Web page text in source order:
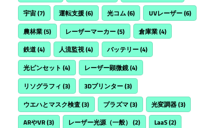
宇宙(7) 運転支援(6) 光コム(6) UVレーザー(6)
農林業(5) レーザーマーカー(5) 倉庫業(4)
鉄道(4) 人流監視(4) バッテリー(4)
光ピンセット (4) レーザー顕微鏡(4)
リソグラフィ (3) 3Dプリンター(3)
ウエハとマスク検査(3) プラズマ(3) 光変調器(3)
ARやVR(3) レーザー光源（一般） (2) LaaS(2)